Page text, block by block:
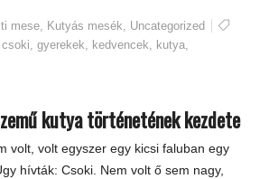
mese Kutyás mesék
Uncategorized
,csoki ,gyerekek kedvencek kutya
kutya történetének kezdete
volt, volt egyszer egy kicsi faluban egy
hívták: Csoki. Nem volt ő sem nagy,